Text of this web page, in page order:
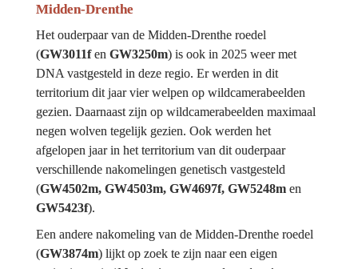
Midden-Drenthe
Het ouderpaar van de Midden-Drenthe roedel
(GW3011f en GW3250m) is ook in 2025 weer met
DNA vastgesteld in deze regio. Er werden in dit
territorium dit jaar vier welpen op wildcamerabeelden
gezien. Daarnaast zijn op wildcamerabeelden maximaal
negen wolven tegelijk gezien. Ook werden het
afgelopen jaar in het territorium van dit ouderpaar
verschillende nakomelingen genetisch vastgesteld
(GW4502m, GW4503m, GW4697f, GW5248m
GW5423f).
Een andere nakomeling van de Midden-Drenthe roedel
(GW3874m) lijkt op zoek te zijn naar een eigen